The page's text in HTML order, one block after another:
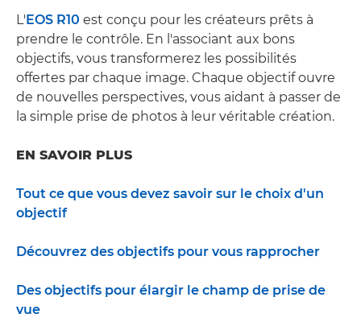
L'EOS R10 est conçu pour les créateurs prêts à
prendre le contrôle. En l'associant aux bons
objectifs, vous transformerez les possibilités
offertes par chaque image. Chaque objectif ouvre
de nouvelles perspectives, vous aidant à passer de
la simple prise de photos à leur véritable création.
EN SAVOIR PLUS
Tout ce que vous devez savoir sur le choix d'un
objectif
Découvrez des objectifs pour vous rapprocher
Des objectifs pour élargir le champ de prise de
vue